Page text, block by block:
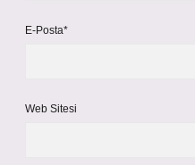
E-Posta*
Web Sitesi